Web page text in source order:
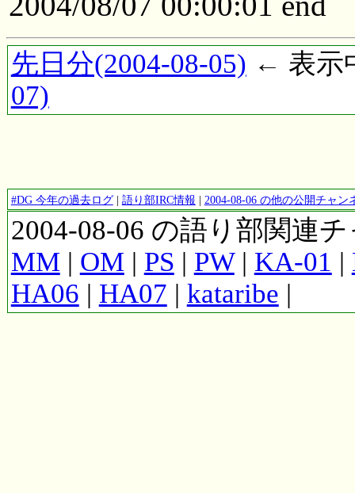
先日分(2004-08-05) ← 表示
07)
#DG 今年の過去ログ| 語り部IRC情報 | 2004-08-06 の他の公開チャン
2004-08-06 の語り部関連
MM | OM | PS | PW| KA-01 |
HA06 | HA07 | kataribe |